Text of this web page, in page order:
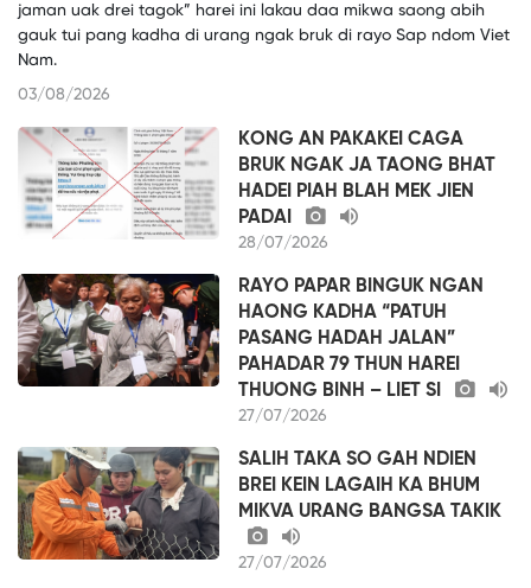
jaman uak drei tagok” harei ini lakau daa mikwa saong abih
gauk tui pang kadha di urang ngak bruk di rayo Sap ndom Viet
Nam.
03/08/2026
KONG AN PAKAKEI CAGA
BRUK NGAK JA TAONG BHAT
HADEI PIAH BLAH MEK JIEN
PADAI
28/07/2026
RAYO PAPAR BINGUK NGAN
HAONG KADHA “PATUH
PASANG HADAH JALAN”
PAHADAR 79 THUN HAREI
THUONG BINH – LIET SI
27/07/2026
SALIH TAKA SO GAH NDIEN
BREI KEIN LAGAIH KA BHUM
MIKVA URANG BANGSA TAKIK
27/07/2026